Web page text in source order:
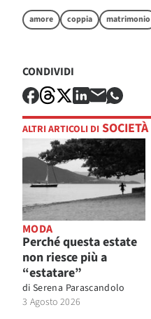
amore coppia matrimonio
CONDIVIDI
ALTRI ARTICOLI DI SOCIETÀ
MODA
Perché questa estate
non riesce più a
“estatare”
di Serena Parascandolo
3 Agosto 2026